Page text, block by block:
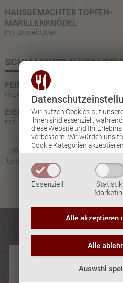
Wir nutzen Cookies auf
ihnen sind essenziell,
diese Website und Ihr
verbessern. Wir würden uns
Cookie Kategorien akzeptieren.
Essenziell
Statistik,
Alle akzeptieren
Alle
Auswahl
HAUSGEMACHTER TOPFEN-
MARILLENKNÖDEL
mit Bröselbutter
SCHMANKERLN VOM
FEINE BANDNUDELN
in Eierschwammerlrahmsauce mit
EIERSCHWAMMERLGULASCH
mit Semmelknödel
Informationen über Stoffe in
Unverträglichkeiten auslösen
bei unseren
Datenschutzerklärung von